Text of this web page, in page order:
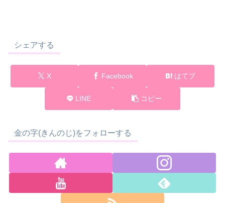
シェアする
X Facebook はてブ
LINE コピー
金の字(きんのじ)をフォローする